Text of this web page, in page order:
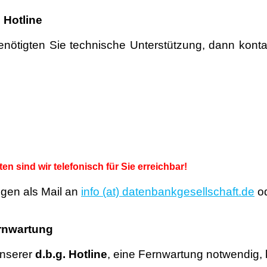
Hotline
Sie technische Unterstützung, dann
sind wir telefonisch für Sie erreichbar!
als Mail an info (at) datenbankgesellschaft.de
d.b.g. Hotline, eine Fernwartung